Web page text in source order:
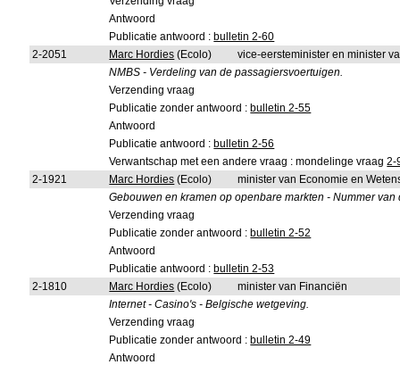
Antwoord
Publicatie antwoord : bulletin 2-60
2-2051
Marc Hordies (Ecolo)
vice-eersteminister en minister
NMBS - Verdeling van de passagiersvoertuigen.
Verzending vraag
Publicatie zonder antwoord : bulletin 2-55
Antwoord
Publicatie antwoord : bulletin 2-56
Verwantschap met een andere vraag : mondelinge vraag2-
2-1921
Marc Hordies (Ecolo)
minister van Economie en
Gebouwen en kramen op openbare markten - Nummer
Verzending vraag
Publicatie zonder antwoord : bulletin 2-52
Antwoord
Publicatie antwoord : bulletin 2-53
2-1810
Marc Hordies (Ecolo)
minister van Financiën
Internet - Casino's - Belgische wetgeving.
Verzending vraag
Publicatie zonder antwoord : bulletin 2-49
Antwoord